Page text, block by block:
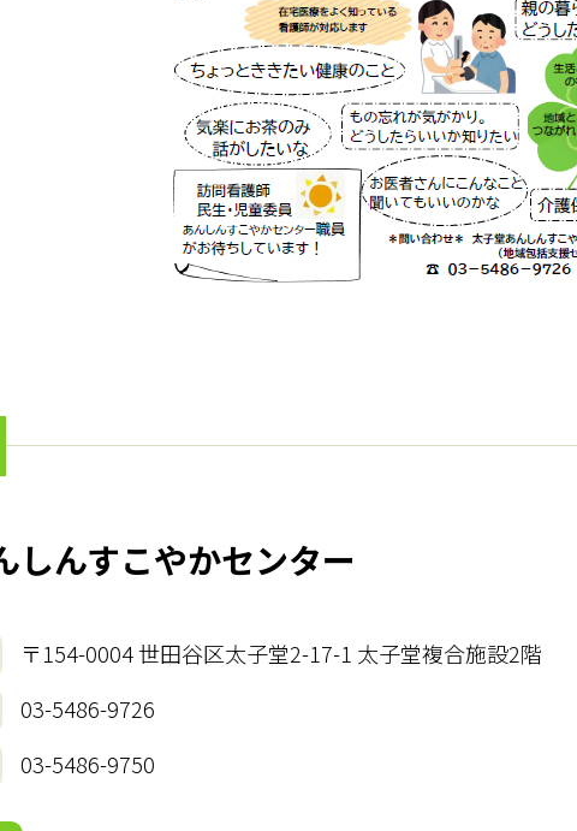
しんすこやかセンター
〒154-0004 世田谷区太子堂2-17-1 太子堂複合施設2階
03-5486-9726
03-5486-9750